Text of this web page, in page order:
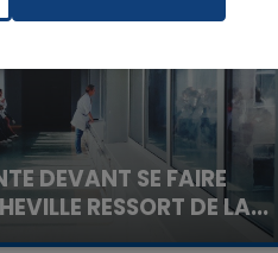
DEVANT SE FAIRE
RESSORT DE LA...
contre la clinique qui a